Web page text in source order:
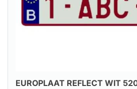
EUROPLAAT REFLECT WIT